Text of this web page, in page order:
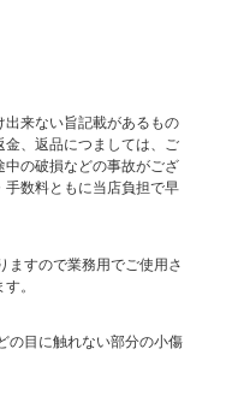
来ない旨記載があるもの
、返品につましては、ご
の破損などの事故がござ
数料ともに当店負担で早
すので業務用でご使用さ
。
の目に触れない部分の小傷